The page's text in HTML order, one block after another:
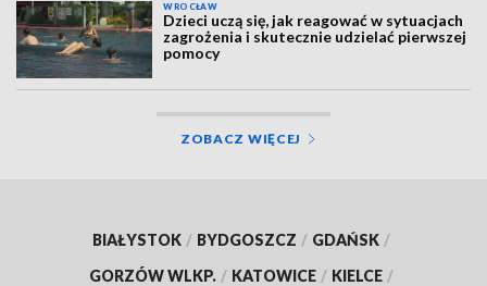
WROCŁAW
Dzieci uczą się, jak reagować w sytuacjach
zagrożenia i skutecznie udzielać pierwszej
pomocy
ZOBACZ WIĘCEJ
BIAŁYSTOK / BYDGOSZCZ / GDAŃSK /
GORZÓW WLKP. / KATOWICE / KIELCE /